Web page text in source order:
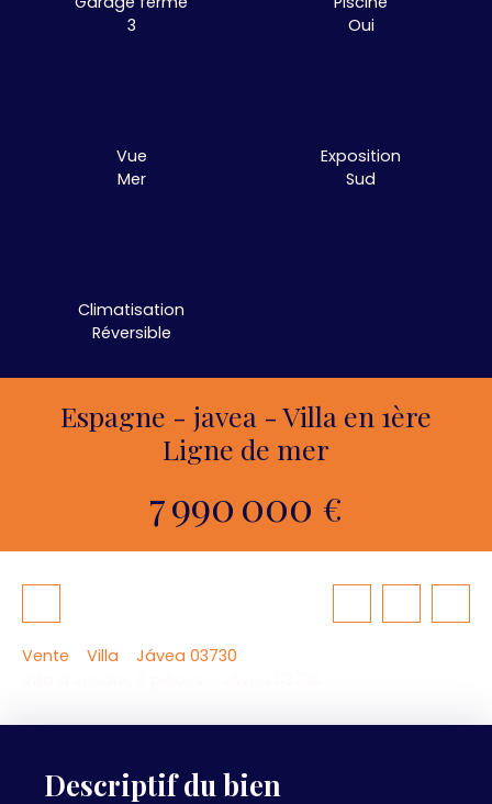
3
Oui
Vue
Mer
Exposition
Sud
Climatisation
Réversible
Espagne - javea - Villa en 1ère
Ligne de mer
7 990 000 €
Vente Villa
Jávea 03730
Descriptif du bien